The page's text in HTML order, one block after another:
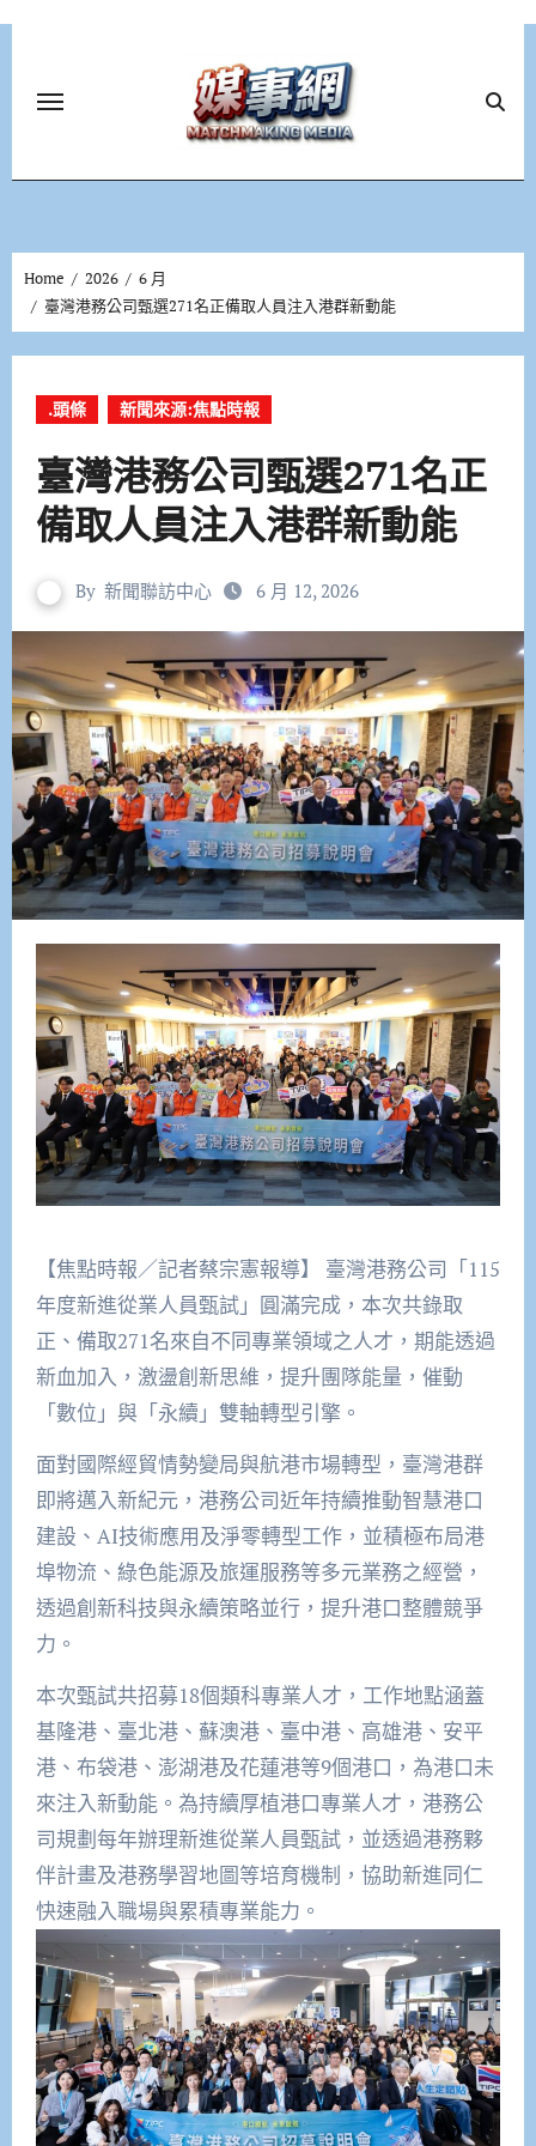
Home 2026
6 月
臺灣港務公司甄選271名正備取人員注入港群新動能
.頭條 新聞來源:焦點時報
臺灣港務公司甄選271名正
備取人員注入港群新動能
By 新聞聯訪中心 6 月 12, 2026
【焦點時報／記者蔡宗憲報導】 臺灣港務公司「115
年度新進從業人員甄試」圓滿完成，本次共錄取
正、備取271名來自不同專業領域之人才，期能透過
新血加入，激盪創新思維，提升團隊能量，催動
「數位」與「永續」雙軸轉型引擎。
面對國際經貿情勢變局與航港市場轉型，臺灣港群
即將邁入新紀元，港務公司近年持續推動智慧港口
建設、AI技術應用及淨零轉型工作，並積極布局港
埠物流、綠色能源及旅運服務等多元業務之經營，
透過創新科技與永續策略並行，提升港口整體競爭
力。
本次甄試共招募18個類科專業人才，工作地點涵蓋
基隆港、臺北港、蘇澳港、臺中港、高雄港、安平
港、布袋港、澎湖港及花蓮港等9個港口，為港口未
來注入新動能。為持續厚植港口專業人才，港務公
司規劃每年辦理新進從業人員甄試，並透過港務夥
伴計畫及港務學習地圖等培育機制，協助新進同仁
快速融入職場與累積專業能力。